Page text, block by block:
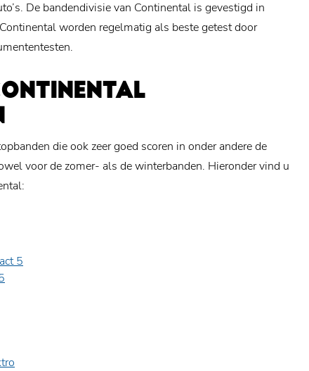
De bandendivisie van Continental is gevestigd in
worden regelmatig als beste getest door
die ook zeer goed scoren in onder andere de
voor de zomer- als de winterbanden. Hieronder vind u
5